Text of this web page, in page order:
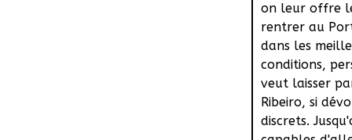
on leur offre
rentrer au
dans les
conditions,
veut laisser
Ribeiro, si
discrets.